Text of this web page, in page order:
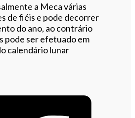
a Meca várias
de fiéis e pode decorrer
do ano, ao contrário
pode ser efetuado em
calendário lunar